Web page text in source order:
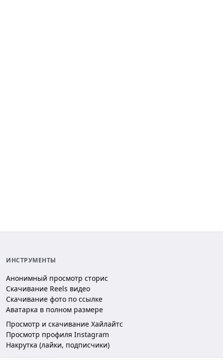
ИНСТРУМЕНТЫ
Анонимный просмотр сторис
Скачивание Reels видео
Скачивание фото по ссылке
Аватарка в полном размере
Просмотр и скачивание Хайлайтс
Просмотр профиля Instagram
Накрутка (лайки, подписчики)